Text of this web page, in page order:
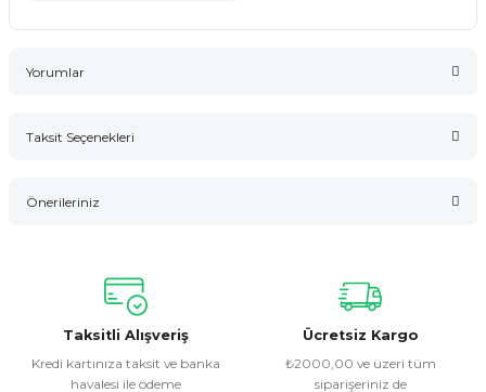
Yorumlar
Taksit Seçenekleri
Önerileriniz
konularda yetersiz gördüğünüz noktaları öneri formunu
kullanarak tarafımıza iletebilirsiniz.
Görüş ve önerileriniz için teşekkür ederiz.
Ürün resmi kalitesiz, bozuk veya görüntülenemiyor.
Taksitli Alışveriş
Kredi kartınıza taksit ve banka
havalesi ile ödeme
Ücretsiz Kargo
₺2000,00 ve üzeri tüm
siparişeriniz de